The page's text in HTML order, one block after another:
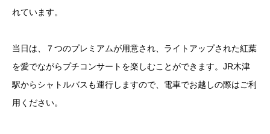
れています。
当日は、７つのプレミアムが用意され、ライトアップされた紅葉
を愛でながらプチコンサートを楽しむことができます。JR木津
駅からシャトルバスも運行しますので、電車でお越しの際はご利
用ください。